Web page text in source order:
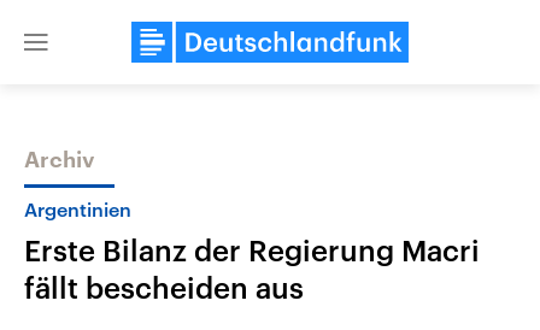
Close
Themen
Archiv
Argentinien
Erste Bilanz der Regierung Macri
fällt bescheiden aus